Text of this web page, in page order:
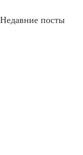
Недавние посты